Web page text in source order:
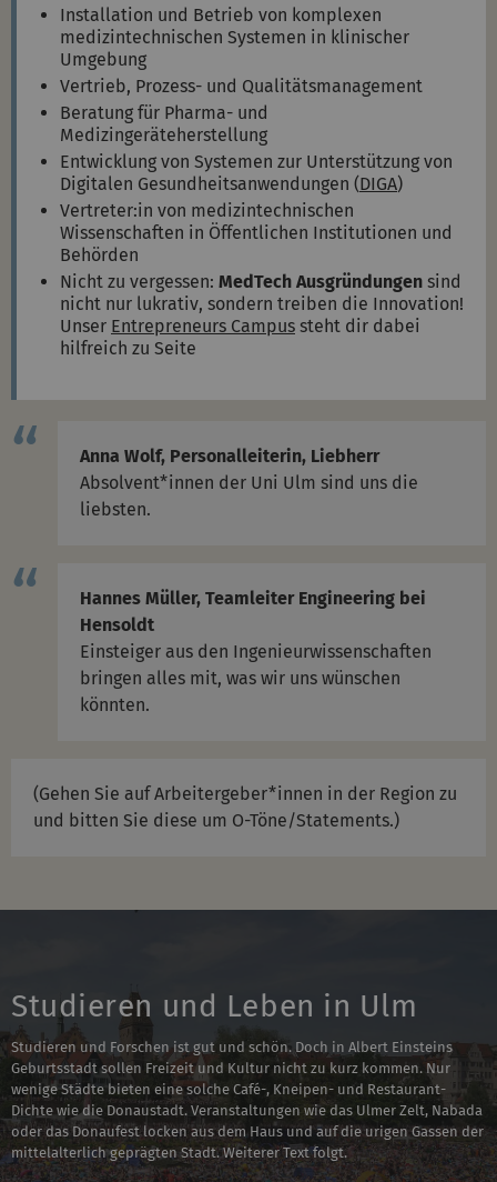
Installation und Betrieb von komplexen
medizintechnischen Systemen in klinischer
Umgebung
Vertrieb, Prozess- und Qualitätsmanagement
Beratung für Pharma- und
Medizingeräteherstellung
Entwicklung von Systemen zur Unterstützung von
Digitalen Gesundheitsanwendungen (DIGA)
Vertreter:in von medizintechnischen
Wissenschaften in Öffentlichen Institutionen und
Behörden
Nicht zu vergessen: MedTech Ausgründungen sind
nicht nur lukrativ, sondern treiben die Innovation!
Unser Entrepreneurs Campus steht dir dabei
hilfreich zu Seite
Anna Wolf, Personalleiterin, Liebherr
Absolvent*innen der Uni Ulm sind uns die
liebsten.
Hannes Müller, Teamleiter Engineering bei
Hensoldt
Einsteiger aus den Ingenieurwissenschaften
bringen alles mit, was wir uns wünschen
könnten.
(Gehen Sie auf Arbeitergeber*innen in der Region zu
und bitten Sie diese um O-Töne/Statements.)
Studieren und Leben in Ulm
Studieren und Forschen ist gut und schön. Doch in Albert Einsteins
Geburtsstadt sollen Freizeit und Kultur nicht zu kurz kommen. Nur
wenige Städte bieten eine solche Café-, Kneipen- und Restaurant-
Dichte wie die Donaustadt. Veranstaltungen wie das Ulmer Zelt, Nabada
oder das Donaufest locken aus dem Haus und auf die urigen Gassen der
mittelalterlich geprägten Stadt. Weiterer Text folgt.